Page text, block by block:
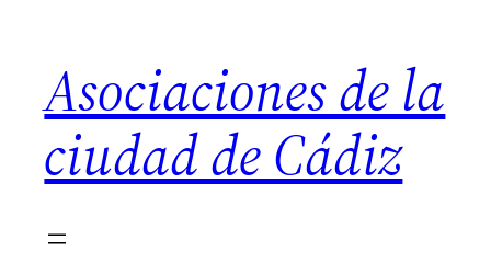
contenido
Asociaciones de la
ciudad de Cádiz